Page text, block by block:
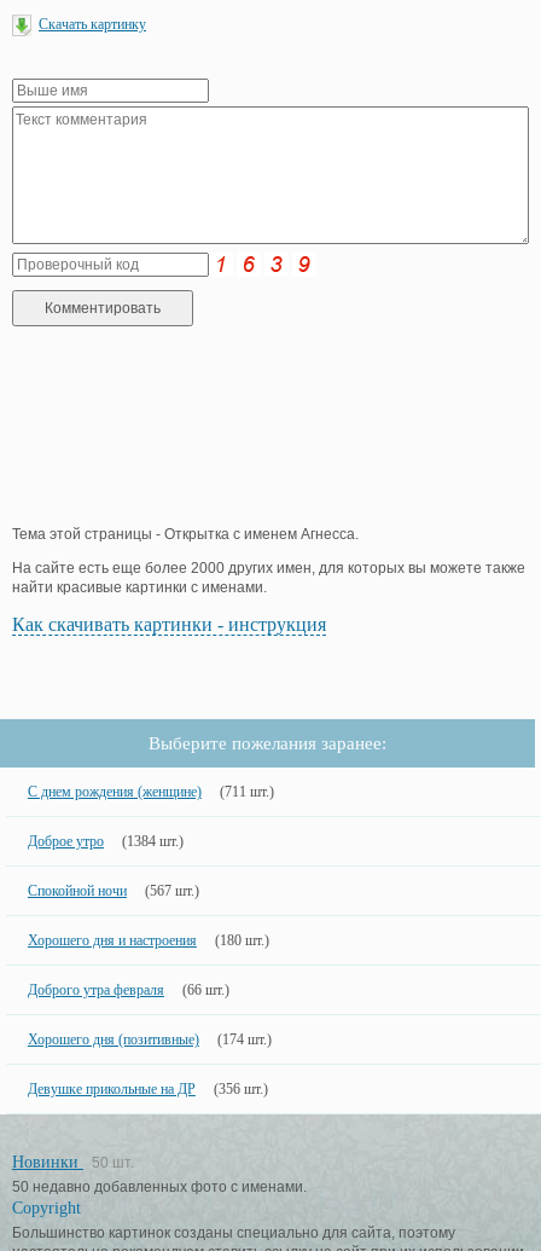
Скачать картинку
Тема этой страницы - Открытка с именем Агнесса.
На сайте есть еще более 2000 других имен, для которых вы можете также
найти красивые картинки с именами.
Как скачивать картинки - инструкция
Выберите пожелания заранее:
С днем рождения (женщине) (711 шт.)
Доброе утро (1384 шт.)
Спокойной ночи (567 шт.)
Хорошего дня и настроения (180 шт.)
Доброго утра февраля (66 шт.)
Хорошего дня (позитивные) (174 шт.)
Девушке прикольные на ДР (356 шт.)
Новинки
50 шт.
50 недавно добавленных фото с именами.
Copyright
Большинство картинок созданы специально для сайта, поэтому